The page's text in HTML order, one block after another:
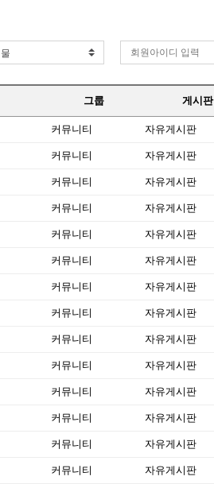
그룹 게시판
커뮤니티 자유게시판
커뮤니티 자유게시판
커뮤니티 자유게시판
커뮤니티 자유게시판
커뮤니티 자유게시판
커뮤니티 자유게시판
커뮤니티 자유게시판
커뮤니티 자유게시판
커뮤니티 자유게시판
커뮤니티 자유게시판
커뮤니티 자유게시판
커뮤니티 자유게시판
커뮤니티 자유게시판
커뮤니티 자유게시판